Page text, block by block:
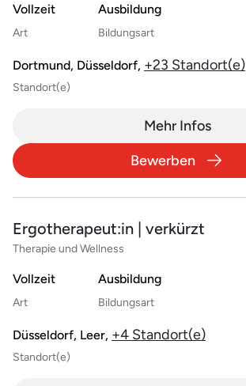
Vollzeit
Art
Ausbildung
Bildungsart
Dortmund, Düsseldorf, +23 Standort(e)
Standort(e)
Mehr Infos
Bewerben
Ergotherapeut:in | verkürzt
Therapie und Wellness
Vollzeit
Art
Ausbildung
Bildungsart
Düsseldorf, Leer, +4 Standort(e)
Standort(e)